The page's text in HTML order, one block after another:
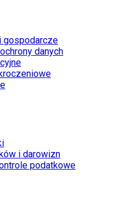
gospodarcze
danych
i darowizn
podatkowe